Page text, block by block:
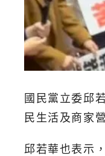
國民黨立委邱
民生活及商家
邱若華也表示